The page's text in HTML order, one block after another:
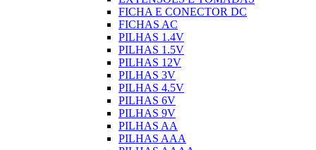
FICHA E CONECTOR DC
FICHAS AC
PILHAS 1.4V
PILHAS 1.5V
PILHAS 12V
PILHAS 3V
PILHAS 4.5V
PILHAS 6V
PILHAS 9V
PILHAS AA
PILHAS AAA